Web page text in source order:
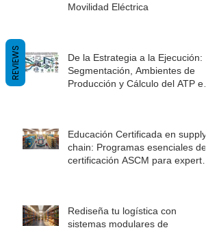
Movilidad Eléctrica
De la Estrategia a la Ejecución:
Segmentación, Ambientes de
Producción y Cálculo del ATP en
Educación Certificada en supply
chain: Programas esenciales de
certificación ASCM para expertos
Rediseña tu logística con
sistemas modulares de
REVIEWS